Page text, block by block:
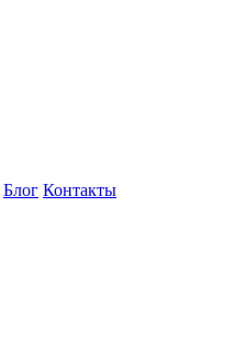
Блог Контакты